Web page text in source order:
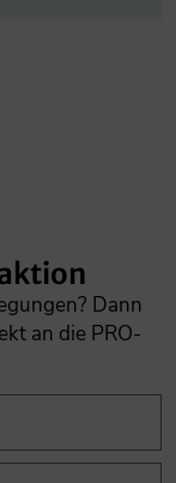
Dann
an die PRO-